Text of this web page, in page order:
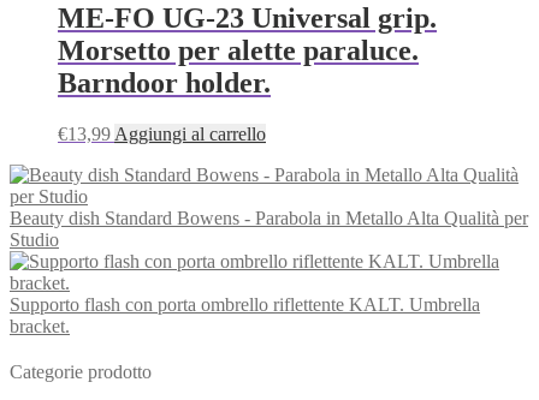
ME-FO UG-23 Universal grip.
Morsetto per alette paraluce.
Barndoor holder.
€13,99 Aggiungi al carrello
Beauty dish Standard Bowens - Parabola in Metallo Alta Qualità per
Studio
Supporto flash con porta ombrello riflettente KALT. Umbrella
bracket.
Categorie prodotto